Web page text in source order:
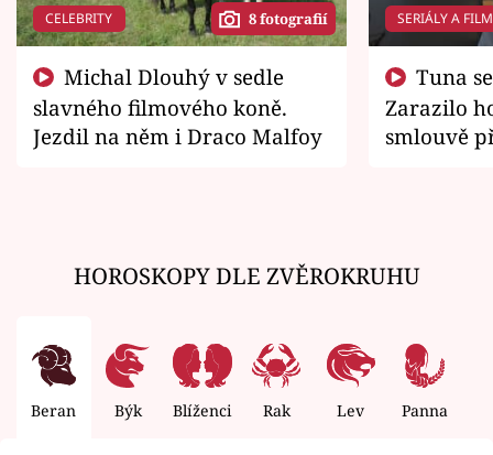
CELEBRITY 8 fotografií
slavného filmového koně.
Jezdil na něm i Draco Malfoy
SERIÁLY A
Zarazilo
smlouvě
HOROSKOPY DLE ZVĚROKRUHU
Beran Býk Blíženci Rak Lev Panna